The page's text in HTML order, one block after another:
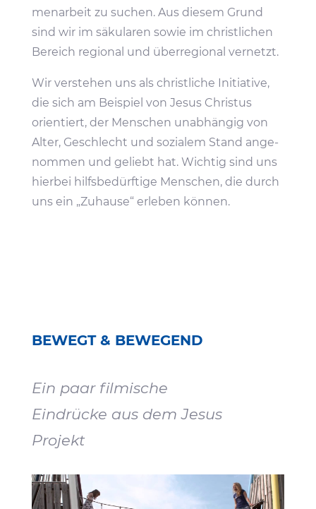
men­ar­beit zu suchen. Aus diesem Grund
sind wir im säku­laren sowie im christ­li­chen
Bereich regional und über­re­gional vernetzt.
Wir verstehen uns als christ­liche Initia­tive,
die sich am Beispiel von Jesus Christus
orien­tiert, der Menschen unab­hängig von
Alter, Geschlecht und sozialem Stand ange­
nommen und geliebt hat. Wichtig sind uns
hierbei hilfs­be­dürf­tige Menschen, die durch
uns ein „Zuhause“ erleben können.
BEWEGT & BEWEGEND
Ein paar filmi­sche
Eindrücke aus dem Jesus
Projekt